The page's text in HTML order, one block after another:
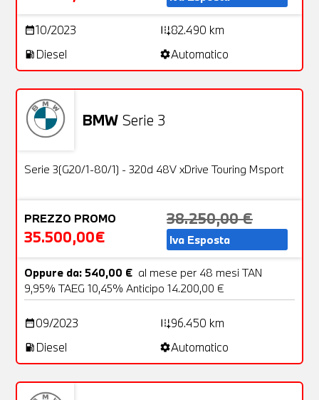
date_range10/2023 add_road82.490 km
local_gas_station Diesel settingsAutomatico
BMW Serie 3
OFFERTA
Usato
Serie 3(G20/1-80/1) - 320d 48V xDrive Touring Msport
PREZZO PROMO
35.500,00€
38.250,00 €
Iva Esposta
Oppure da: 540,00 € al mese per 48 mesi TAN
9,95% TAEG 10,45% Anticipo 14.200,00 €
date_range09/2023 add_road96.450 km
local_gas_station Diesel settingsAutomatico